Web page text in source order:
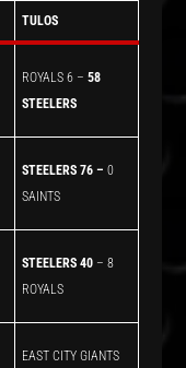
TULOS
ROYALS 6 –58
STEELERS
STEELERS 76 –0
SAINTS
STEELERS 40 – 8
ROYALS
EAST CITY GIANTS